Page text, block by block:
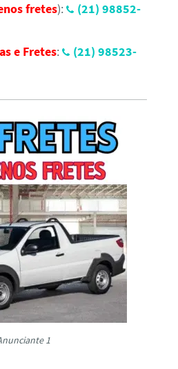
fretes):
(21) 98852-
e Fretes:
(21) 98523-
1